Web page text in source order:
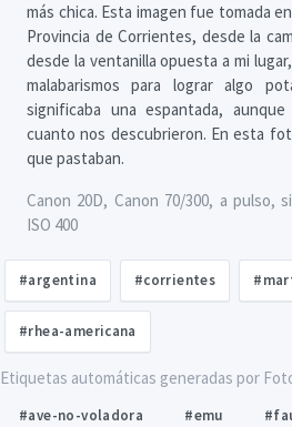
más chica. Esta imagen fue tomada
Provincia de Corrientes, desde la
desde la ventanilla opuesta a mi
malabarismos para lograr algo
significaba una espantada,
cuanto nos descubrieron. En esta
que pastaban.
Canon 20D, Canon 70/300, a pulso,
ISO 400
#argentina #corrientes
#rhea-americana
Etiquetas automáticas generadas por
#ave-no-voladora #emu